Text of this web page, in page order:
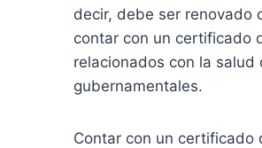
decir, debe ser renovado
contar con un certificado
relacionados con la
gubernamentales.
Contar con un certificado